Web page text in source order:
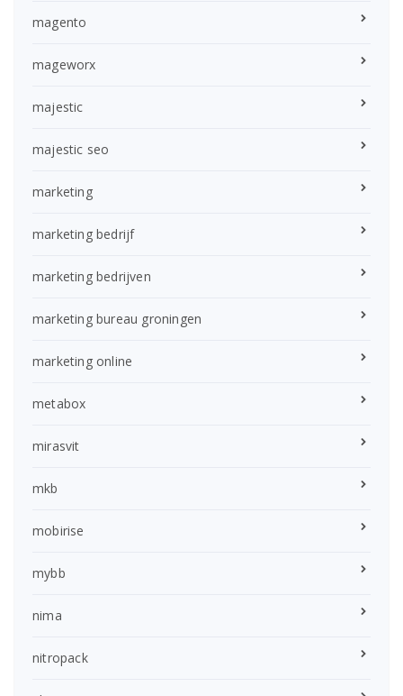
magento
mageworx
majestic
majestic seo
marketing
marketing bedrijf
marketing bedrijven
marketing bureau groningen
marketing online
metabox
mirasvit
mkb
mobirise
mybb
nima
nitropack